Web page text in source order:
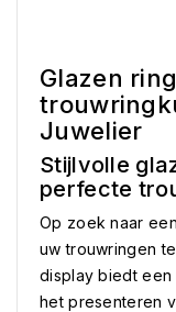
Glazen
Juwelier
Stijlvolle
perfecte
Op zoek naar
uw trouwringen
display biedt
het presenteren